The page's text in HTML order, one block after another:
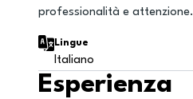
professionalità e attenzione.
Lingue
Italiano
Esperienza